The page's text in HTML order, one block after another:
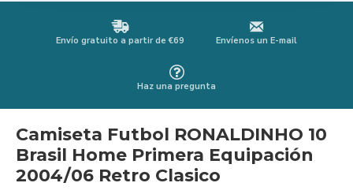
Envío gratuito a partir de €69 Envíenos un E-mail
Haz una pregunta
Camiseta Futbol RONALDINHO 10
Brasil Home Primera Equipación
2004/06 Retro Clasico